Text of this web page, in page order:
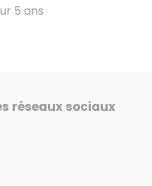
5 ans
réseaux sociaux